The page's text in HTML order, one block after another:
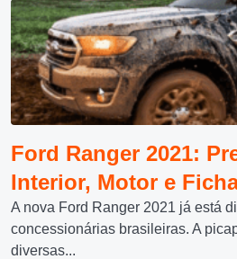
Ford Ranger 2021:
Interior, Motor e
A nova Ford Ranger 2021 já está
concessionárias brasileiras. A
diversas...